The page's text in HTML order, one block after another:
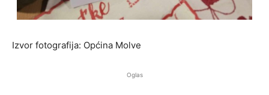
Izvor fotografija: Općina Molve
Oglas